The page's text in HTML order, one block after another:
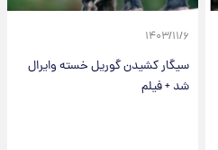
۱۴۰۳/۱۱/۶
سیگار کشیدن گوریل خسته وایرال
شد + فیلم